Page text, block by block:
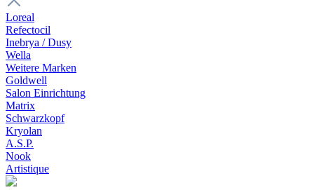
Loreal
Refectocil
Inebrya / Dusy
Wella
Weitere Marken
Goldwell
Salon Einrichtung
Matrix
Schwarzkopf
Kryolan
A.S.P.
Nook
Artistique